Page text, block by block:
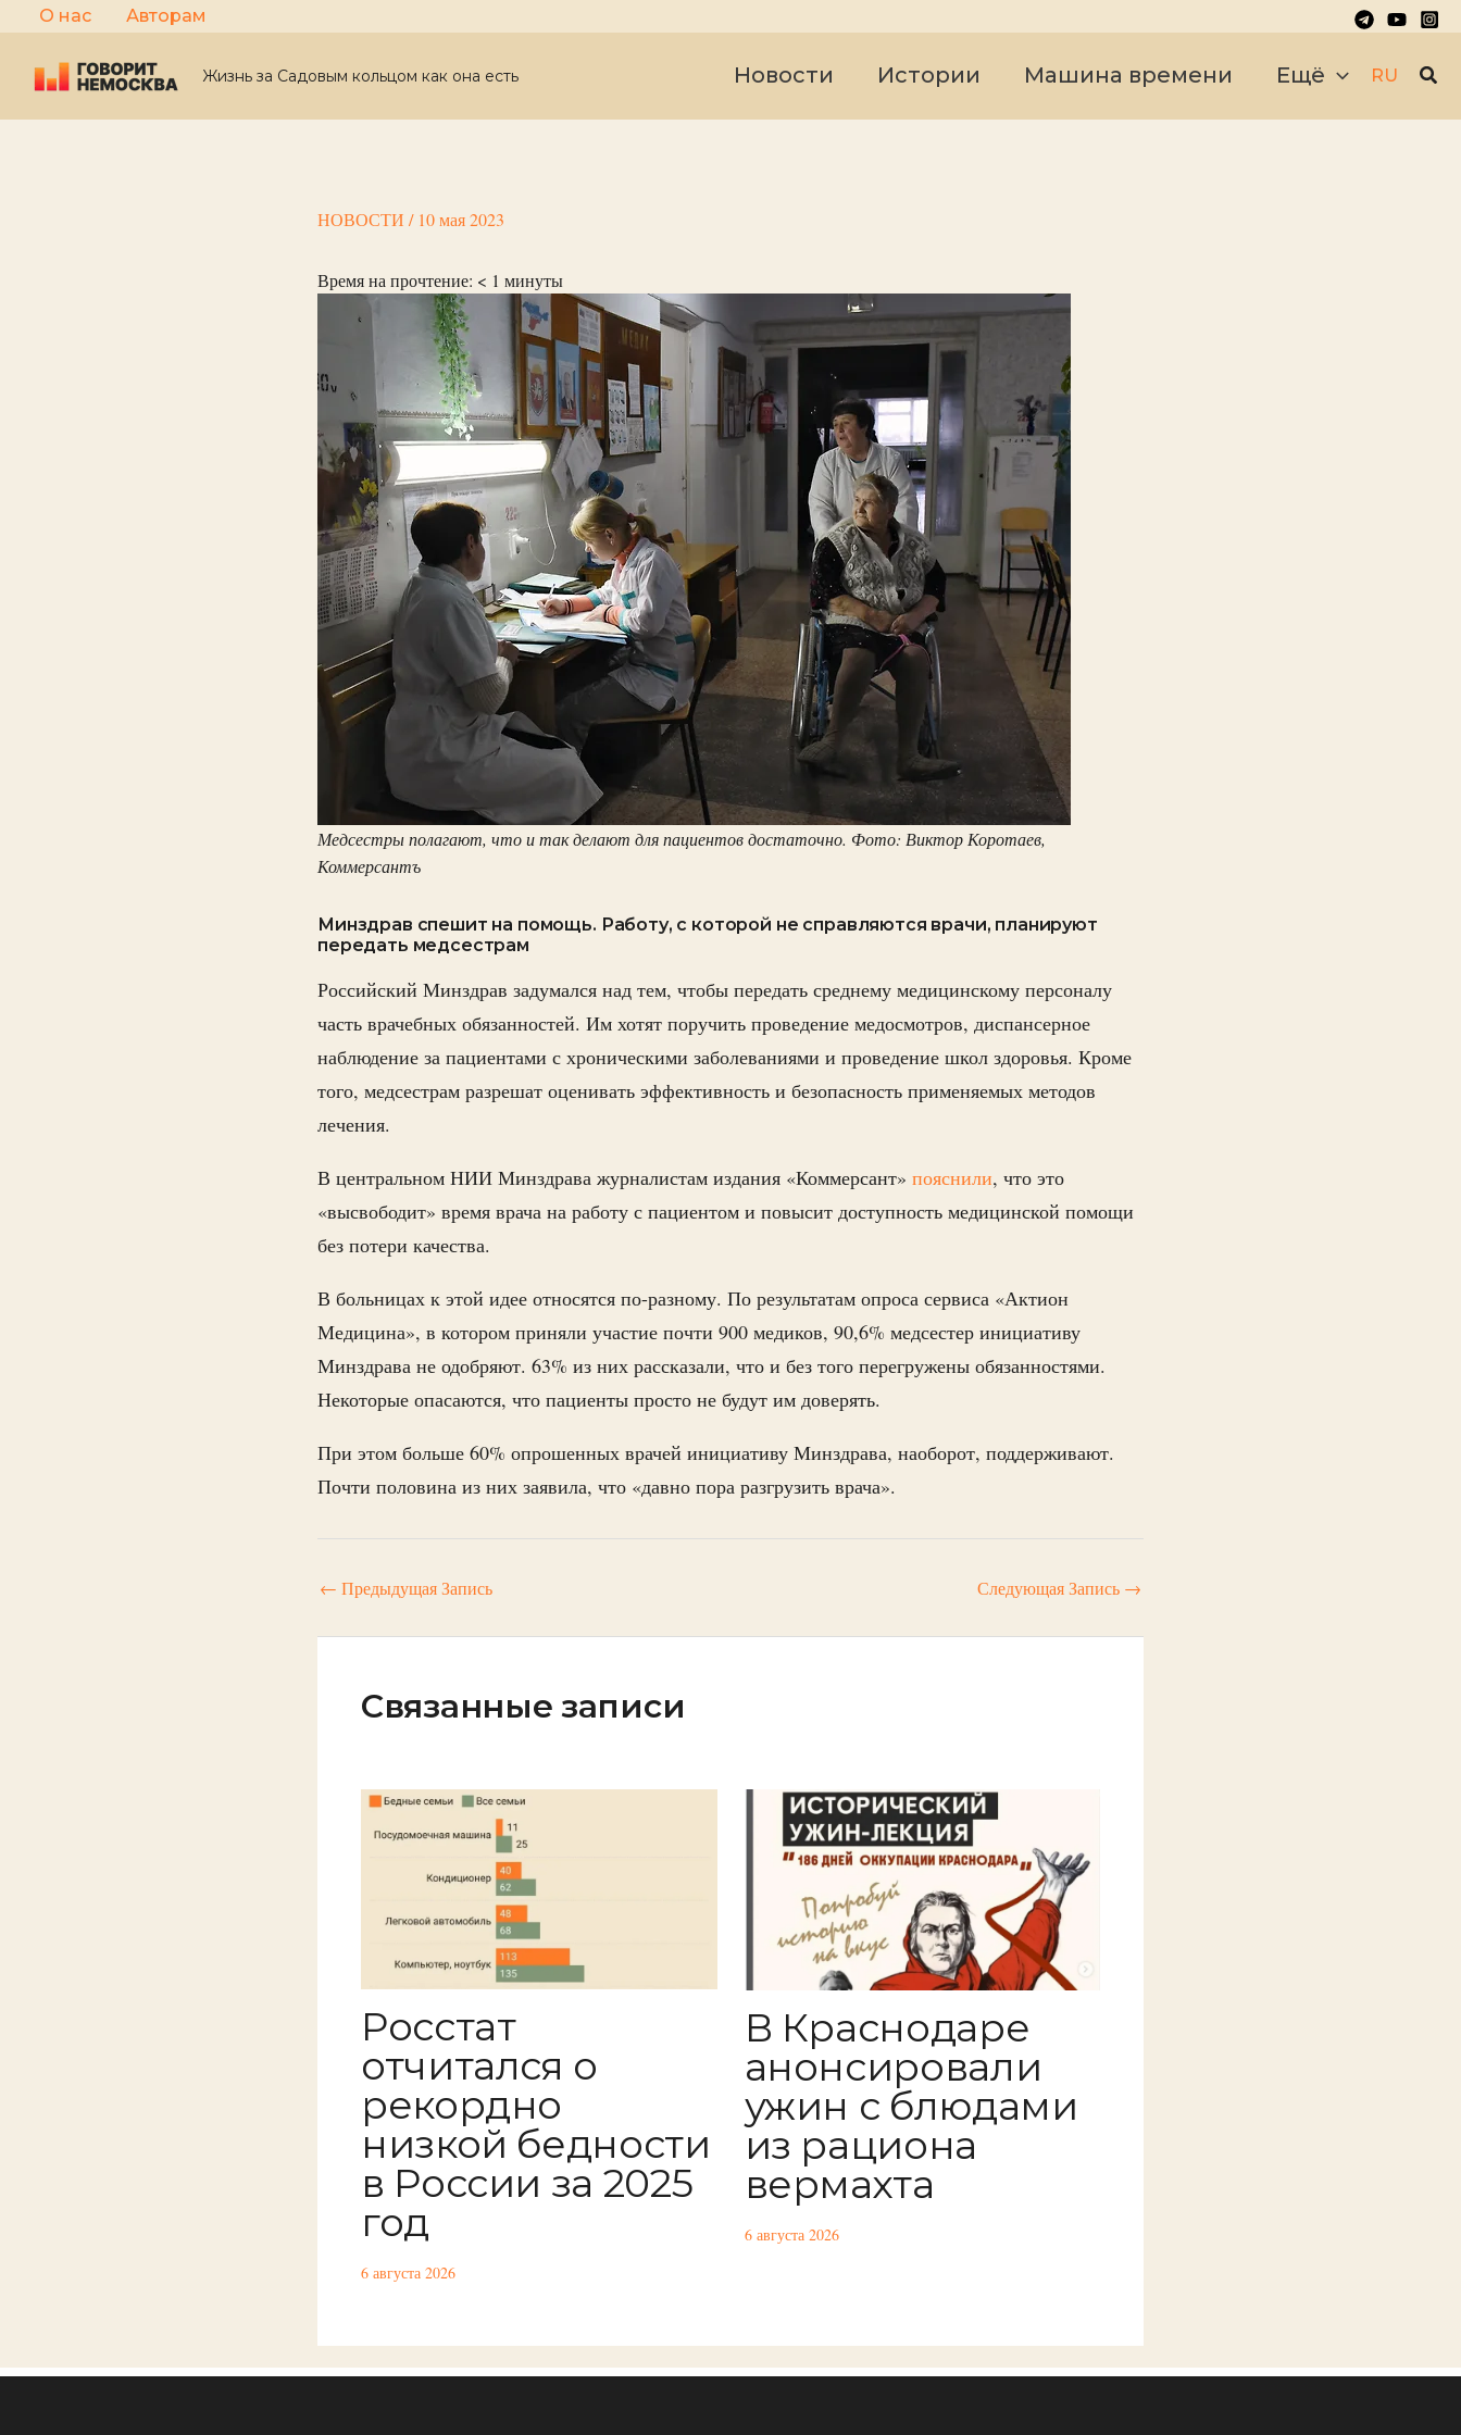
Перейти
к
содержимому
О нас Авторам
Жизнь за Садовым кольцом как она есть Новости Истории Машина времени Ещё RU
НОВОСТИ / 10 мая 2023
Время на прочтение: < 1 минуты
Медсестры полагают, что и так делают для пациентов достаточно. Фото: Виктор Коротаев,
Коммерсантъ
Минздрав спешит на помощь. Работу, с которой не справляются врачи, планируют
передать медсестрам
Российский Минздрав задумался над тем, чтобы передать среднему медицинскому персоналу
часть врачебных обязанностей. Им хотят поручить проведение медосмотров, диспансерное
наблюдение за пациентами с хроническими заболеваниями и проведение школ здоровья. Кроме
того, медсестрам разрешат оценивать эффективность и безопасность применяемых методов
лечения.
В центральном НИИ Минздрава журналистам издания «Коммерсант» пояснили, что это
«высвободит» время врача на работу с пациентом и повысит доступность медицинской помощи
без потери качества.
В больницах к этой идее относятся по-разному. По результатам опроса сервиса «Актион
Медицина», в котором приняли участие почти 900 медиков, 90,6% медсестер инициативу
Минздрава не одобряют. 63% из них рассказали, что и без того перегружены обязанностями.
Некоторые опасаются, что пациенты просто не будут им доверять.
При этом больше 60% опрошенных врачей инициативу Минздрава, наоборот, поддерживают.
Почти половина из них заявила, что «давно пора разгрузить врача».
← Предыдущая Запись Следующая Запись →
Связанные записи
Росстат
отчитался о
рекордно
низкой бедности
в России за 2025
год
6 августа 2026
В Краснодаре
анонсировали
ужин с блюдами
из рациона
вермахта
6 августа 2026